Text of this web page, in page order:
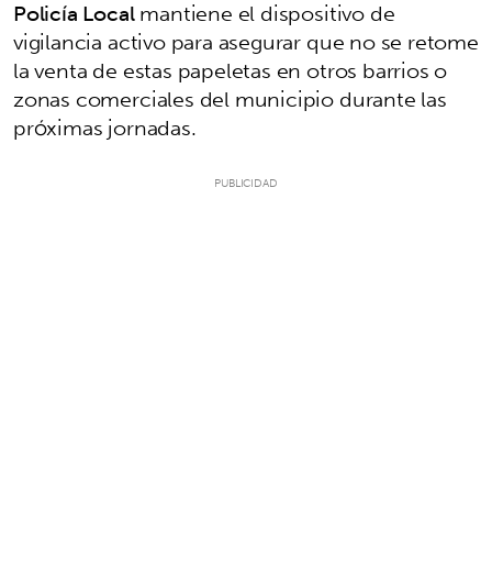
Policía Localmantiene el dispositivo de
vigilancia activo para asegurar que no se retome
la venta de estas papeletas en otros barrios o
zonas comerciales del municipio durante las
próximas jornadas.